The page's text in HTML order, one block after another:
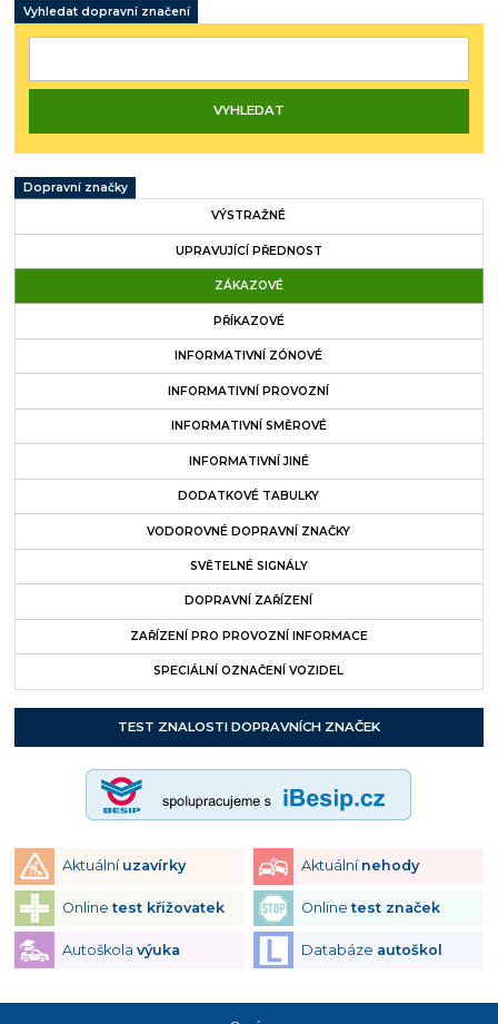
Vyhledat dopravní značení
Dopravní značky
VÝSTRAŽNÉ
UPRAVUJÍCÍ PŘEDNOST
ZÁKAZOVÉ
PŘÍKAZOVÉ
INFORMATIVNÍ ZÓNOVÉ
INFORMATIVNÍ PROVOZNÍ
INFORMATIVNÍ SMĚROVÉ
INFORMATIVNÍ JINÉ
DODATKOVÉ TABULKY
VODOROVNÉ DOPRAVNÍ ZNAČKY
SVĚTELNÉ SIGNÁLY
DOPRAVNÍ ZAŘÍZENÍ
ZAŘÍZENÍ PRO PROVOZNÍ INFORMACE
SPECIÁLNÍ OZNAČENÍ VOZIDEL
TEST ZNALOSTI DOPRAVNÍCH ZNAČEK
Aktuální uzavírky Aktuální nehody
Onlinetest křižovatek Onlinetest značek
Autoškola výuka Databáze autoškol